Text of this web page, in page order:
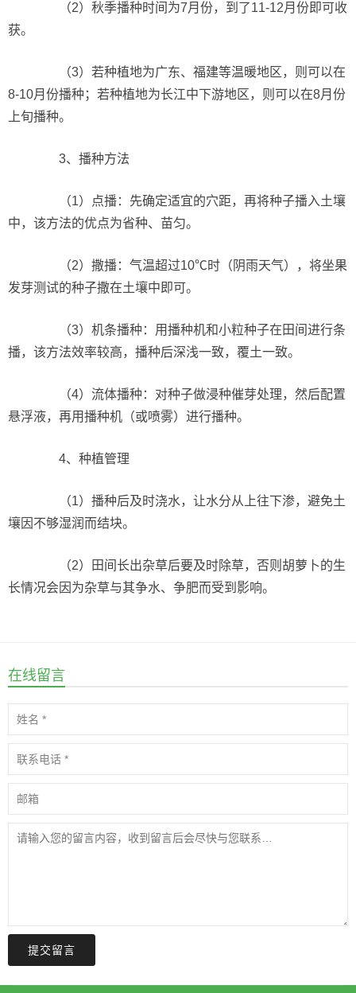
（2）秋季播种时间为7月份，到了11-12月份即可收
获。
（3）若种植地为广东、福建等温暖地区，则可以在
8-10月份播种；若种植地为长江中下游地区，则可以在8月份
上旬播种。
3、播种方法
（1）点播：先确定适宜的穴距，再将种子播入土壤
中，该方法的优点为省种、苗匀。
（2）撒播：气温超过10℃时（阴雨天气），将坐果
发芽测试的种子撒在土壤中即可。
（3）机条播种：用播种机和小粒种子在田间进行条
播，该方法效率较高，播种后深浅一致，覆土一致。
（4）流体播种：对种子做浸种催芽处理，然后配置
悬浮液，再用播种机（或喷雾）进行播种。
4、种植管理
（1）播种后及时浇水，让水分从上往下渗，避免土
壤因不够湿润而结块。
（2）田间长出杂草后要及时除草，否则胡萝卜的生
长情况会因为杂草与其争水、争肥而受到影响。
在线留言
提交留言